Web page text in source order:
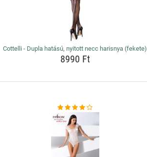
Cottelli - Dupla hatású, nyitott necc harisnya (fekete)
8990 Ft